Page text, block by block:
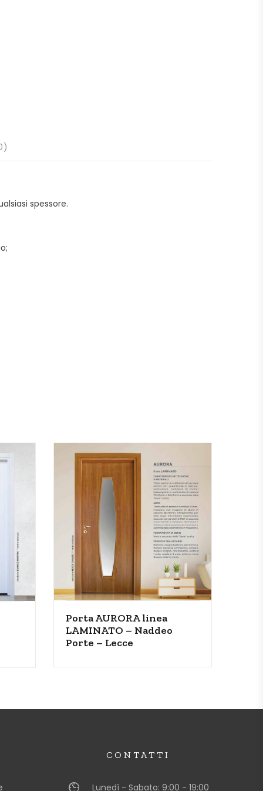
spessore.
Porta AURORA linea
LAMINATO – Naddeo
Porte – Lecce
CONTATTI
Lunedì - Sabato: 9:00 - 19:00